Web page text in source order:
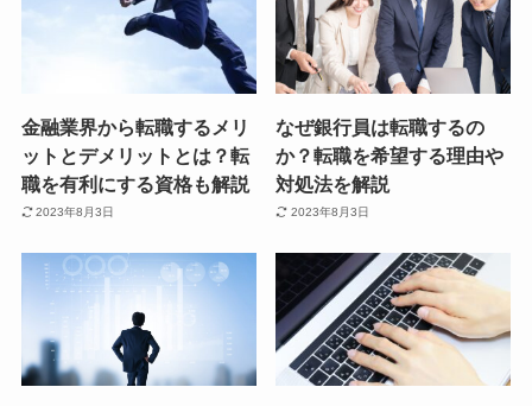
金融業界から転職するメリ
ットとデメリットとは？転
職を有利にする資格も解説
2023年8月3日
なぜ銀行員は転職するの
か？転職を希望する理由や
対処法を解説
2023年8月3日